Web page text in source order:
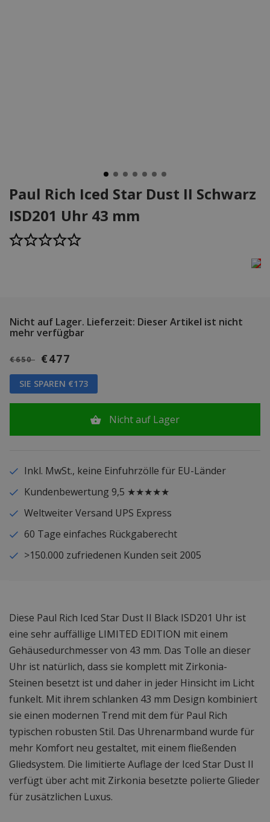
Paul Rich Iced Star Dust II Schwarz
ISD201 Uhr 43 mm
Nicht auf Lager. Lieferzeit: Dieser Artikel ist nicht
mehr verfügbar
€650 €477
SIE SPAREN €173
Nicht auf Lager
Inkl. MwSt., keine Einfuhrzölle für EU-Länder
Kundenbewertung 9,5 ★★★★★
Weltweiter Versand UPS Express
60 Tage einfaches Rückgaberecht
>150.000 zufriedenen Kunden seit 2005
Diese Paul Rich Iced Star Dust II Black ISD201 Uhr ist
eine sehr auffällige LIMITED EDITION mit einem
Gehäusedurchmesser von 43 mm. Das Tolle an dieser
Uhr ist natürlich, dass sie komplett mit Zirkonia-
Steinen besetzt ist und daher in jeder Hinsicht im Licht
funkelt. Mit ihrem schlanken 43 mm Design kombiniert
sie einen modernen Trend mit dem für Paul Rich
typischen robusten Stil. Das Uhrenarmband wurde für
mehr Komfort neu gestaltet, mit einem fließenden
Gliedsystem. Die limitierte Auflage der Iced Star Dust II
verfügt über acht mit Zirkonia besetzte polierte Glieder
für zusätzlichen Luxus.